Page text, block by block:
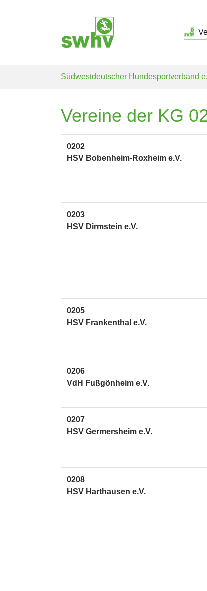
Südwestdeutscher Hundesportverband
Vereine der KG
0202
HSV Bobenheim-Roxheim e.V.
0203
HSV Dirmstein e.V.
0205
HSV Frankenthal e.V.
0206
VdH Fußgönheim e.V.
0207
HSV Germersheim e.V.
0208
HSV Harthausen e.V.